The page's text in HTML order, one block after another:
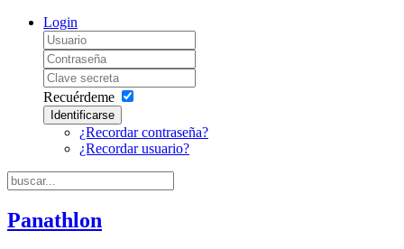
Login
Recuérdeme
Identificarse
¿Recordar contraseña?
¿Recordar usuario?
Panathlon